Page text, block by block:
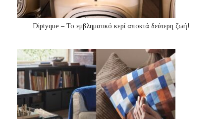
Diptyque – Το εμβληματικό κερί αποκτά δεύτερη ζωή!